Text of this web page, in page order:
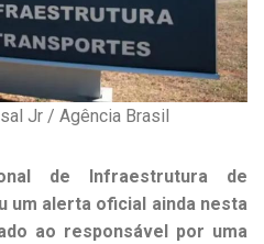
Jr / Agência Brasil
de Infraestrutura de
um alerta oficial ainda nesta
ao responsável por uma